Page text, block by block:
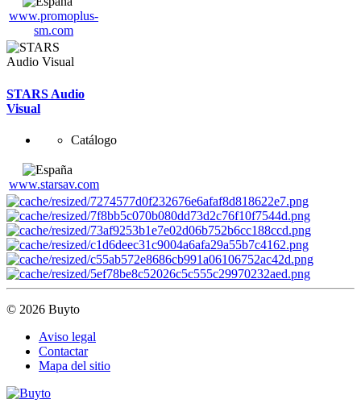
www.promoplus-
sm.com
STARS Audio
Visual
Catálogo
www.starsav.com
© 2026 Buyto
Aviso legal
Contactar
Mapa del sitio